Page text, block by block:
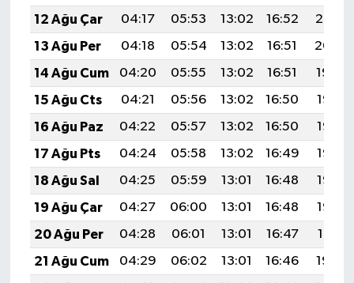
12 Ağu Çar
04:17 05:53 13:02 16:52
20:02
13 Ağu Per
04:18 05:54 13:02 16:51
20:00
14 Ağu Cum
04:20 05:55 13:02 16:51
19:59
15 Ağu Cts
04:21 05:56 13:02 16:50
19:58
16 Ağu Paz
04:22 05:57 13:02 16:50
19:56
17 Ağu Pts
04:24 05:58 13:02 16:49
19:55
18 Ağu Sal
04:25 05:59 13:01 16:48
19:53
19 Ağu Çar
04:27 06:00 13:01 16:48
19:52
20 Ağu Per
04:28 06:01 13:01 16:47
19:51
21 Ağu Cum
04:29 06:02 13:01 16:46
19:49